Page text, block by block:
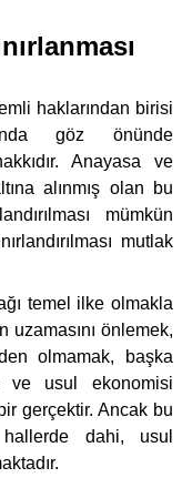
haklarından birisi
göz önünde
Anayasa ve
alınmış olan bu
mümkün
mutlak
temel ilke olmakla
uzamasını önlemek,
olmamak, başka
ve usul ekonomisi
gerçektir. Ancak bu
dahi, usul